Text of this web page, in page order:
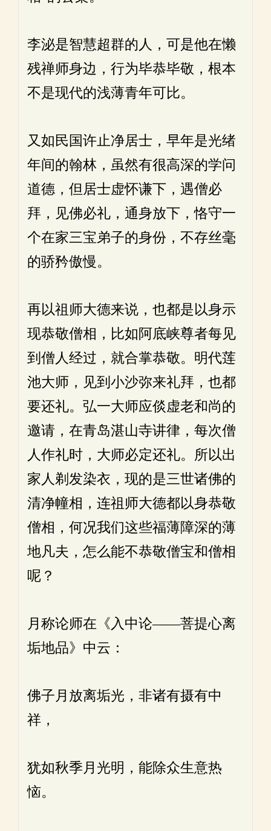
李泌是智慧超群的人，可是他在懒
残禅师身边，行为毕恭毕敬，根本
不是现代的浅薄青年可比。
又如民国许止净居士，早年是光绪
年间的翰林，虽然有很高深的学问
道德，但居士虚怀谦下，遇僧必
拜，见佛必礼，通身放下，恪守一
个在家三宝弟子的身份，不存丝毫
的骄矜傲慢。
再以祖师大德来说，也都是以身示
现恭敬僧相，比如阿底峡尊者每见
到僧人经过，就合掌恭敬。明代莲
池大师，见到小沙弥来礼拜，也都
要还礼。弘一大师应倓虚老和尚的
邀请，在青岛湛山寺讲律，每次僧
人作礼时，大师必定还礼。所以出
家人剃发染衣，现的是三世诸佛的
清净幢相，连祖师大德都以身恭敬
僧相，何况我们这些福薄障深的薄
地凡夫，怎么能不恭敬僧宝和僧相
呢？
月称论师在《入中论——菩提心离
垢地品》中云：
佛子月放离垢光，非诸有摄有中
祥，
犹如秋季月光明，能除众生意热
恼。